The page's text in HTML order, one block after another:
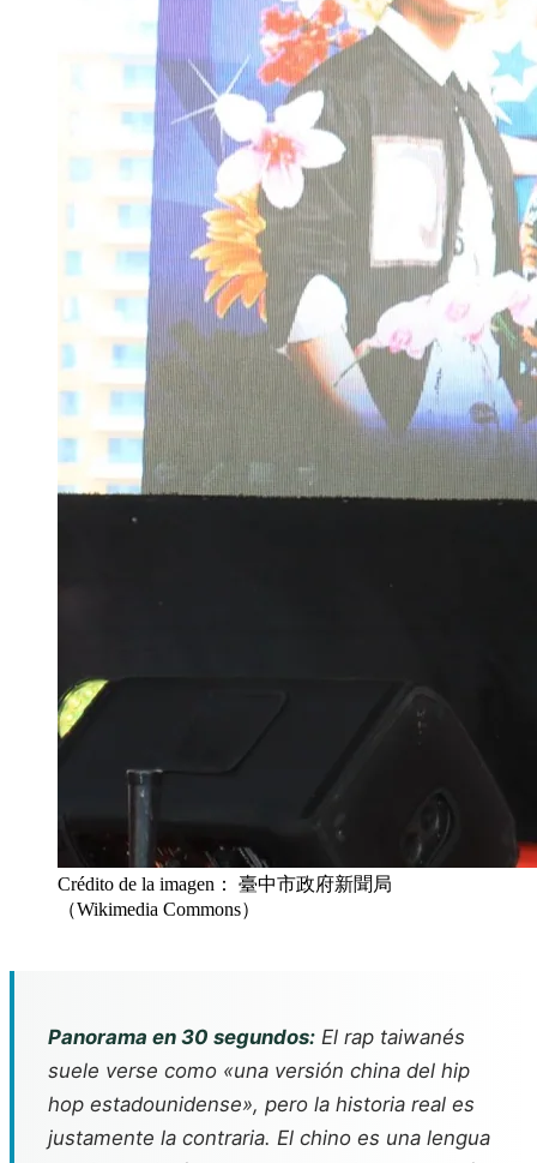
Crédito de la imagen： 臺中市政府新聞局
（Wikimedia Commons）
Panorama en 30 segundos: El rap taiwanés
suele verse como «una versión china del hip
hop estadounidense», pero la historia real es
justamente la contraria. El chino es una lengua